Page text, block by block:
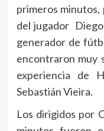
primeros
del jugador
generador de
encontraron muy
experiencia de
Sebastián Vieira.
Los dirigidos por